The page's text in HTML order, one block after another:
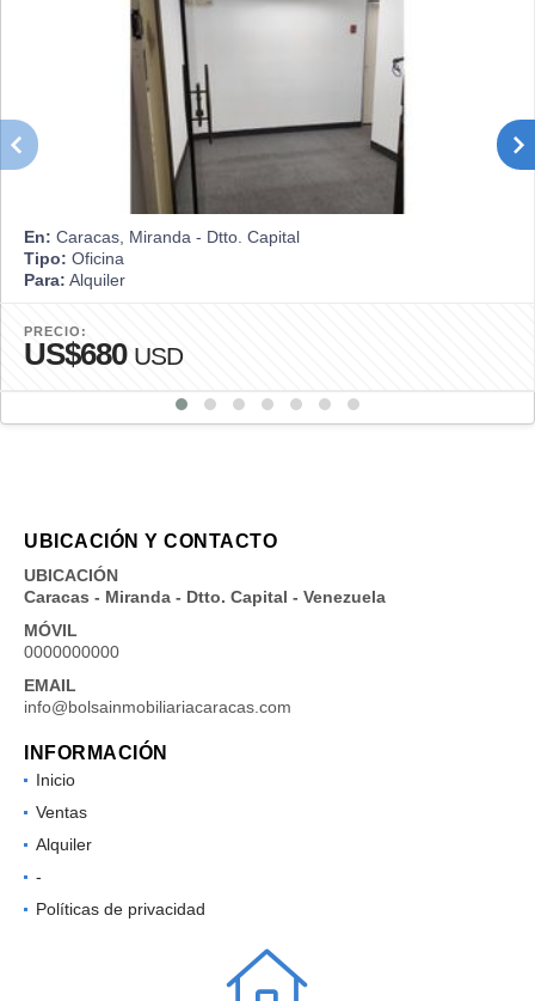
En: Caracas, Miranda - Dtto. Capital
Tipo: Oficina
Para: Alquiler
PRECIO:
US$680 USD
UBICACIÓN Y CONTACTO
UBICACIÓN
Caracas - Miranda - Dtto. Capital - Venezuela
MÓVIL
0000000000
EMAIL
info@bolsainmobiliariacaracas.com
INFORMACIÓN
Inicio
Ventas
Alquiler
-
Políticas de privacidad